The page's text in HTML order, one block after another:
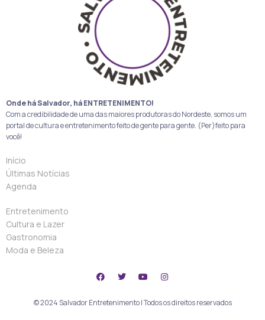
Onde há Salvador, há ENTRETENIMENTO!
Com a credibilidade de uma das maiores produtoras do Nordeste, somos um
portal de cultura e entretenimento feito de gente para gente. (Per)feito para
você!
Início
Últimas Notícias
Agenda
Entretenimento
Cultura e Lazer
Gastronomia
Moda e Beleza
© 2024 Salvador Entretenimento | Todos os direitos reservados